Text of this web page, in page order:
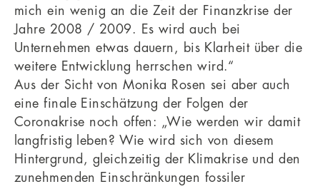
mich ein wenig an die Zeit der Finanzkrise der
Jahre 2008 / 2009. Es wird auch bei
Unternehmen etwas dauern, bis Klarheit über die
weitere Entwicklung herrschen wird.“
Aus der Sicht von Monika Rosen sei aber auch
eine finale Einschätzung der Folgen der
Coronakrise noch offen: „Wie werden wir damit
langfristig leben? Wie wird sich von diesem
Hintergrund, gleichzeitig der Klimakrise und den
zunehmenden Einschränkungen fossiler